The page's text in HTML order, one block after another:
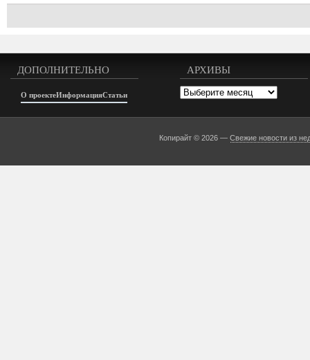
ДОПОЛНИТЕЛЬНО
О проектеИнформацияСтатьи
АРХИВЫ
Архивы
Копирайт © 2026 —Свежие новости из